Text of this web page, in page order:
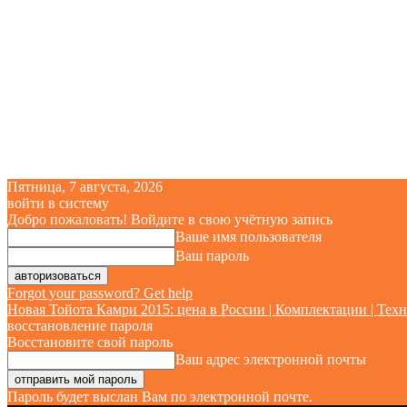
Пятница, 7 августа, 2026
войти в систему
Добро пожаловать! Войдите в свою учётную запись
Ваше имя пользователя
Ваш пароль
Forgot your password? Get help
Новая Тойота Камри 2015: цена в России | Комплектации |
восстановление пароля
Восстановите свой пароль
Ваш адрес электронной почты
Пароль будет выслан Вам по электронной почте.